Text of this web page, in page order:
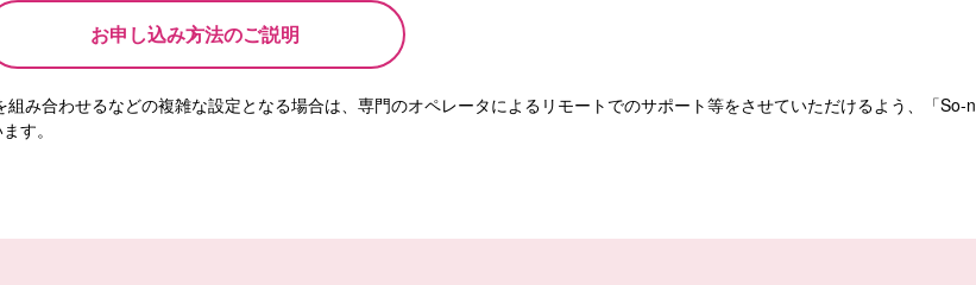
お申し込み方法のご説明
み合わせるなどの複雑な設定となる場合は、専門のオペレータによるリモートでのサポート等をさせていただけるよう、「So-
す。